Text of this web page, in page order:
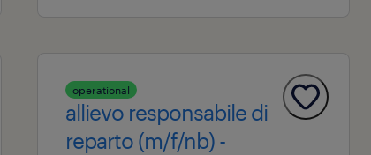
operational
allievo responsabile di
reparto (m/f/nb) -